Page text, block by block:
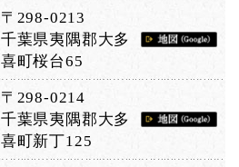
〒298-0213
千葉県夷隅郡大多
喜町桜台65
〒298-0214
千葉県夷隅郡大多
喜町新丁125